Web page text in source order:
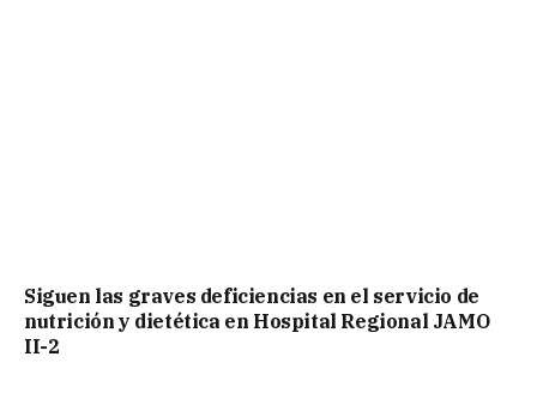
Siguen las graves deficiencias en el servicio de
nutrición y dietética en Hospital Regional JAMO
II-2